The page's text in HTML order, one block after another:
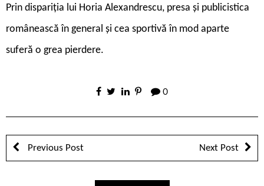
Prin dispariția lui Horia Alexandrescu, presa și publicistica
românească în general și cea sportivă în mod aparte
suferă o grea pierdere.
0
Previous Post Next Post